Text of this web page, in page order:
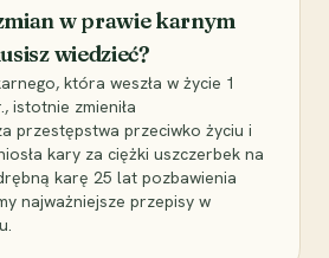
w prawie karnym
wiedzieć?
która weszła w życie 1
istotnie zmieniła
przestępstwa przeciwko życiu i
kary za ciężki uszczerbek na
karę 25 lat pozbawienia
najważniejsze przepisy w